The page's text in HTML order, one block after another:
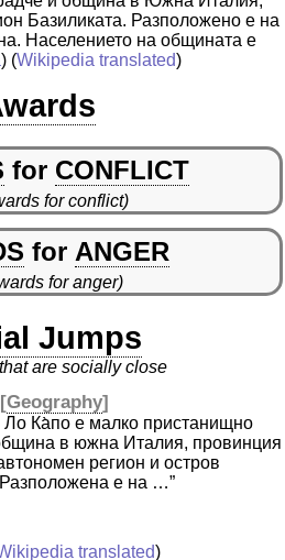
Базиликата. Разположено е на
Населението на общината е
) (Wikipedia translated)
for CONFLICT
for conflict)
for ANGER
for anger)
Jumps
are socially close
[Geography]
Ло Ка̀по е малко пристанищно
в южна Италия, провинция
регион и остров
е на …”
translated)